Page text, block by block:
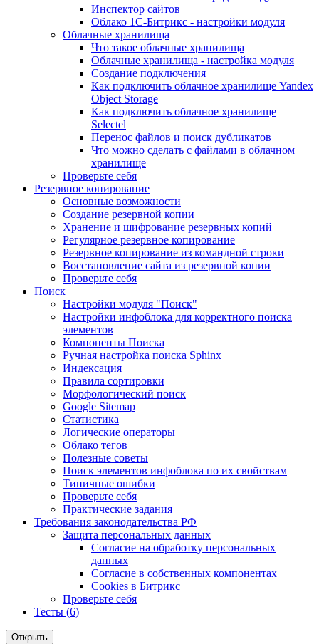
Инспектор сайтов
Облако 1С-Битрикс - настройки модуля
Облачные хранилища
Что такое облачные хранилища
Облачные хранилища - настройка модуля
Создание подключения
Как подключить облачное хранилище Yandex
Object Storage
Как подключить облачное хранилище
Selectel
Перенос файлов и поиск дубликатов
Что можно сделать с файлами в облачном
хранилище
Проверьте себя
Резервное копирование
Основные возможности
Создание резервной копии
Хранение и шифрование резервных копий
Регулярное резервное копирование
Резервное копирование из командной строки
Восстановление сайта из резервной копии
Проверьте себя
Поиск
Настройки модуля "Поиск"
Настройки инфоблока для корректного поиска
элементов
Компоненты Поиска
Ручная настройка поиска Sphinx
Индексация
Правила сортировки
Морфологический поиск
Google Sitemap
Статистика
Логические операторы
Облако тегов
Полезные советы
Поиск элементов инфоблока по их свойствам
Типичные ошибки
Проверьте себя
Практические задания
Требования законодательства РФ
Защита персональных данных
Согласие на обработку персональных
данных
Согласие в собственных компонентах
Cookies в Битрикс
Проверьте себя
Тесты (6)
Открыть